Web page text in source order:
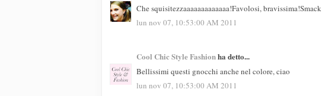
Che squisitezzaaaaaaaaaaaaa!Favolosi, bravissima!Smack
lun nov 07, 10:53:00 AM 2011
Cool Chic Style Fashionha detto...
Bellissimi questi gnocchi anche nel colore, ciao
lun nov 07, 10:53:00 AM 2011